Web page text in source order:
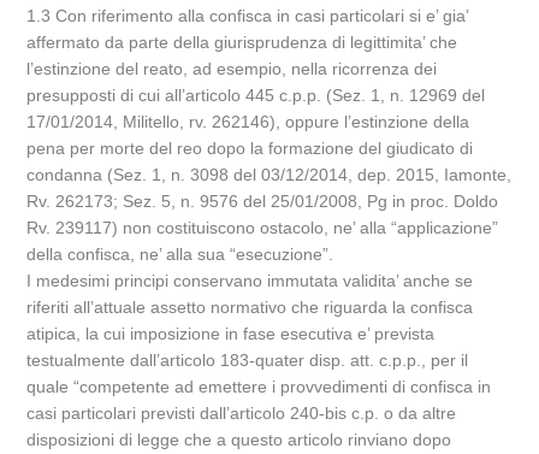
1.3 Con riferimento alla confisca in casi particolari si e’ gia’
affermato da parte della giurisprudenza di legittimita’ che
l’estinzione del reato, ad esempio, nella ricorrenza dei
presupposti di cui all’articolo 445 c.p.p. (Sez. 1, n. 12969 del
17/01/2014, Militello, rv. 262146), oppure l’estinzione della
pena per morte del reo dopo la formazione del giudicato di
condanna (Sez. 1, n. 3098 del 03/12/2014, dep. 2015, Iamonte,
Rv. 262173; Sez. 5, n. 9576 del 25/01/2008, Pg in proc. Doldo
Rv. 239117) non costituiscono ostacolo, ne’ alla “applicazione”
della confisca, ne’ alla sua “esecuzione”.
I medesimi principi conservano immutata validita’ anche se
riferiti all’attuale assetto normativo che riguarda la confisca
atipica, la cui imposizione in fase esecutiva e’ prevista
testualmente dall’articolo 183-quater disp. att. c.p.p., per il
quale “competente ad emettere i provvedimenti di confisca in
casi particolari previsti dall’articolo 240-bis c.p. o da altre
disposizioni di legge che a questo articolo rinviano dopo